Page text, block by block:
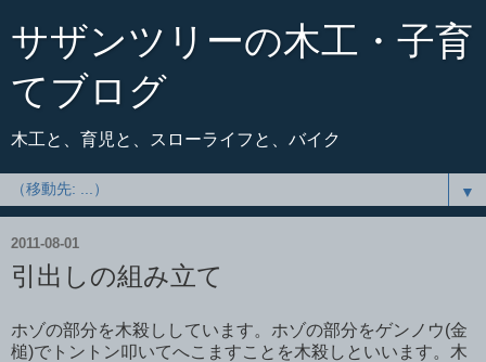
サザンツリーの木工・子育
てブログ
木工と、育児と、スローライフと、バイク
▼
2011-08-01
引出しの組み立て
ホゾの部分を木殺ししています。ホゾの部分をゲンノウ(金
槌)でトントン叩いてへこますことを木殺しといいます。木